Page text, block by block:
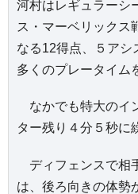
河村はレギュラーシ
ス・マーベリックス
なる12得点、５アシ
多くのプレータイム
なかでも特大のイ
ター残り４分５秒に
ディフェンスで相
は、後ろ向きの体勢